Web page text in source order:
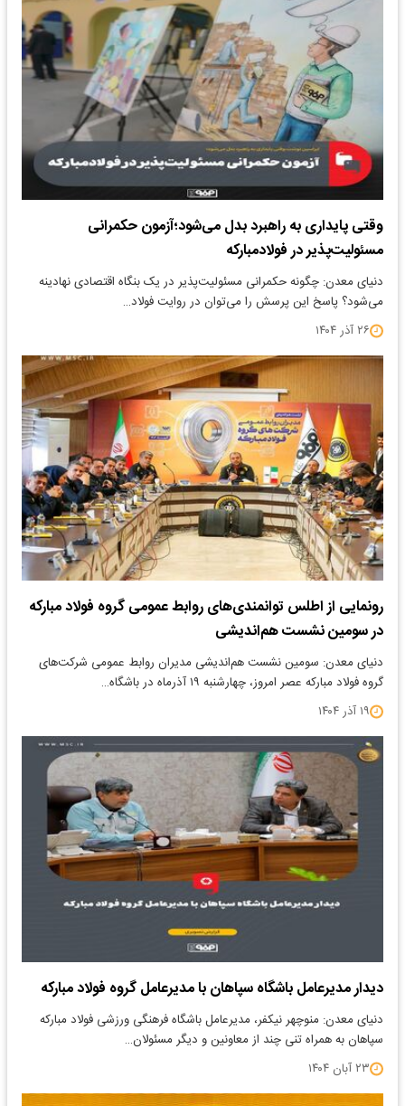
وقتی پایداری به راهبرد بدل می‌شود؛آزمون حکمرانی
مسئولیت‌پذیر در فولادمبارکه
دنیای معدن: چگونه حکمرانی مسئولیت‌پذیر در یک بنگاه اقتصادی نهادینه
می‌شود؟ پاسخ این پرسش را می‌توان در روایت فولاد…
۲۶ آذر ۱۴۰۴
رونمایی از اطلس توانمندی‌های روابط عمومی گروه فولاد مبارکه
در سومین نشست هم‌اندیشی
دنیای معدن: سومین نشست هم‌اندیشی مدیران روابط عمومی شرکت‌های
گروه فولاد مبارکه عصر امروز، چهارشنبه ۱۹ آذرماه در باشگاه…
۱۹ آذر ۱۴۰۴
دیدار مدیرعامل باشگاه سپاهان با مدیرعامل گروه فولاد مبارکه
دنیای معدن: منوچهر نیکفر، مدیرعامل باشگاه فرهنگی ورزشی فولاد مبارکه
سپاهان به همراه تنی چند از معاونین و دیگر مسئولان…
۲۳ آبان ۱۴۰۴